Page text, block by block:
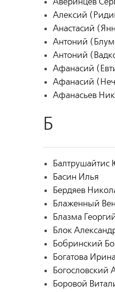
Алексий
Анастасий
Антоний
Антоний
Афанасий
Афанасий
Афанасьев
Б
Балтрушайтис
Басин Илья
Бердяев
Блаженный
Блазма
Блок
Бобринский
Богатова Ирина
Богословский
Боровой